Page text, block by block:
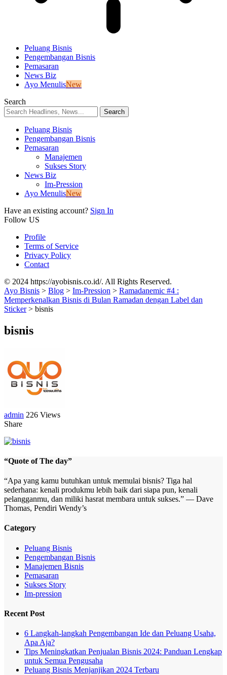
Peluang Bisnis
Pengembangan Bisnis
Pemasaran
News Biz
Ayo MenulisNew
Search
Peluang Bisnis
Pengembangan Bisnis
Pemasaran
Manajemen
Sukses Story
News Biz
Im-Pression
Ayo MenulisNew
Have an existing account? Sign In
Follow US
Profile
Terms of Service
Privacy Policy
Contact
© 2024 https://ayobisnis.co.id/. All Rights Reserved.
Ayo Bisnis > Blog > Im-Pression > Ramadanemic #4 :
Memperkenalkan Bisnis di Bulan Ramadan dengan Label dan
Sticker> bisnis
bisnis
admin 226 Views
Share
“Quote of The day”
“Apa yang kamu butuhkan untuk memulai bisnis? Tiga hal
sederhana: kenali produkmu lebih baik dari siapa pun, kenali
pelangganmu, dan miliki hasrat membara untuk sukses.” — Dave
Thomas, Pendiri Wendy’s
Category
Peluang Bisnis
Pengembangan Bisnis
Manajemen Bisnis
Pemasaran
Sukses Story
Im-pression
Recent Post
6 Langkah-langkah Pengembangan Ide dan Peluang Usaha,
Apa Aja?
Tips Meningkatkan Penjualan Bisnis 2024: Panduan Lengkap
untuk Semua Pengusaha
Peluang Bisnis Menjanjikan 2024 Terbaru